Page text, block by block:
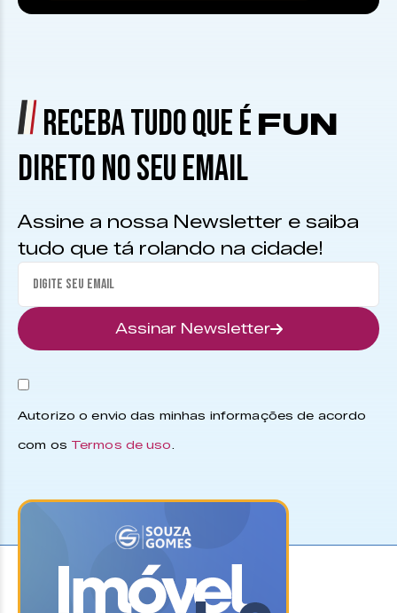
RECEBA TUDO QUE É FUN
DIRETO NO SEU EMAIL
Assine a nossa Newsletter e saiba
tudo que tá rolando na cidade!
Assinar Newsletter
Autorizo o envio das minhas informações de acordo
com os Termos de uso.